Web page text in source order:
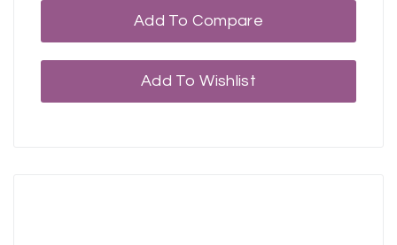
Add To Compare
Add To Wishlist